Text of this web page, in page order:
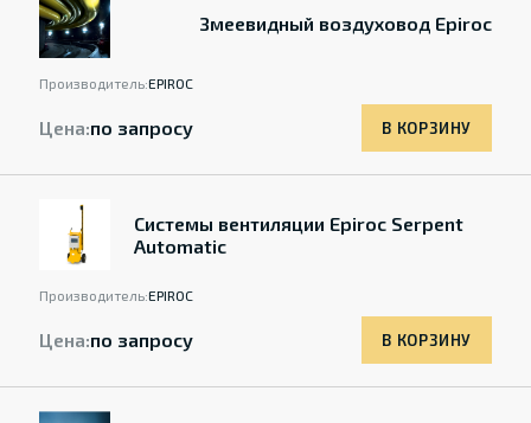
Змеевидный воздуховод Epiroc
Производитель:EPIROC
Цена:по запросу В КОРЗИНУ
Системы вентиляции Epiroc Serpent
Automatic
Производитель:EPIROC
Цена:по запросу В КОРЗИНУ